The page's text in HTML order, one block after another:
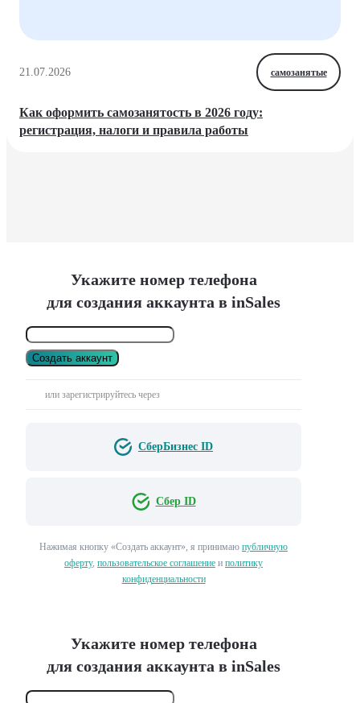
21.07.2026 самозанятые
Как оформить самозанятость в 2026 году:
регистрация, налоги и правила работы
Укажите номер телефона
для создания аккаунта в inSales
Создать аккаунт
или зарегистрируйтесь через
СберБизнес ID
Сбер ID
Нажимая кнопку «Создать аккаунт», я принимаю публичную
оферту, пользовательское соглашение и политику
конфиденциальности
Укажите номер телефона
для создания аккаунта в inSales